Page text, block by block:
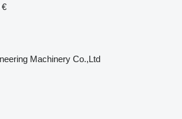
€
Machinery Co.,Ltd